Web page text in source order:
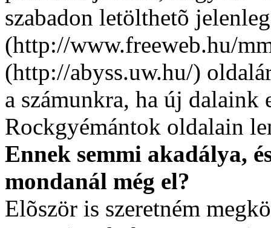
szabadon letölthetõ
(http://www.freeweb.hu/
(http://abyss.uw.hu/)
a számunkra, ha új dalaink
Rockgyémántok oldalain
Ennek semmi akadálya,
mondanál még el?
Elõször is szeretném